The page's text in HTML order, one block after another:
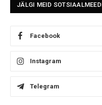
JÄLGI MEID
Facebook
Instagram
Telegram